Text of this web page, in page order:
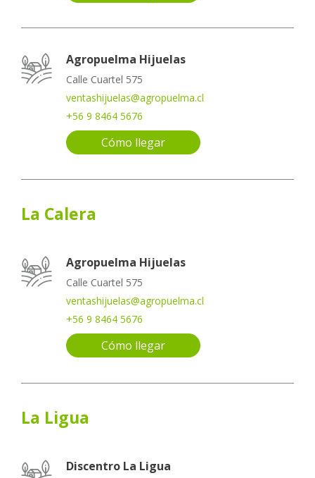
Agropuelma Hijuelas
Calle Cuartel 575
ventashijuelas@agropuelma.cl
+56 9 8464 5676
Cómo llegar
La Calera
Agropuelma Hijuelas
Calle Cuartel 575
ventashijuelas@agropuelma.cl
+56 9 8464 5676
Cómo llegar
La Ligua
Discentro La Ligua